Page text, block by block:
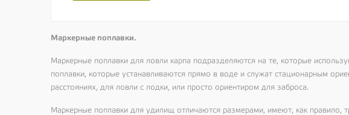
Маркерные поплавки.
Маркерные поплавки для ловли карпа подразделяются на те, которые
поплавки, которые устанавливаются прямо в воде и служат стационарным
расстояниях, для ловли с лодки, или просто ориентиром для заброса.
Маркерные поплавки для удилищ отличаются размерами, имеют, как правило,